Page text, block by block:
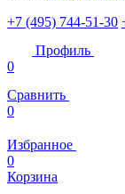
+7 (495) 744-51-30
Профиль
0
Сравнить
0
Избранное
0
Корзина